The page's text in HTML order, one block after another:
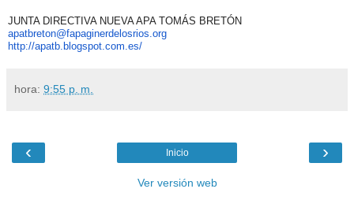
JUNTA DIRECTIVA NUEVA APA TOMÁS BRETÓN
apatbreton@fapaginerdelosrios.org
http://apatb.blogspot.com.es/
hora: 9:55 p. m.
‹ ›
Inicio
Ver versión web